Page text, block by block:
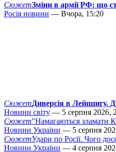
СюжетЗміни в армії РФ: що
Росія новини — Вчора, 15:20
СюжетДиверсія в Лейпцигу.
Новини світу — 5 серпня 2026,
Сюжет"Намагаються зламати
Новини України — 5 серпня
СюжетУдари по Росії. Чого
Новини України — 4 серпня